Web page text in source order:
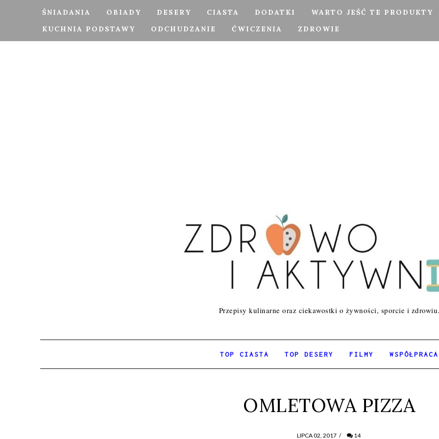
ŚNIADANIA OBIADY DESERY CIASTA DODATKI
WARTO JEŚĆ TE PRODUKTY
KUCHNIA PODSTAWY
ODCHUDZANIE ĆWICZENIA ZDROWIE
Przepisy kulinarne oraz ciekawostki o żywności, sporcie i
TOP CIASTA TOP DESERY FILMY WSPÓŁPRACA
OMLETOWA PIZZA
LIPCA 02, 2017 / 14